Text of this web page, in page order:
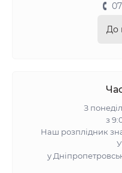
До
З
з
Наш розплідник
у